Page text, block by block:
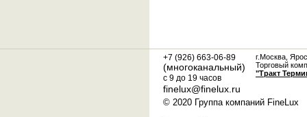
+7 (926) 663-06-89
(многоканальный)
с 9 до 19 часов
finelux@finelux.ru
г.Москва,
Торговый
"Тракт
© 2020 Группа компаний FineLux